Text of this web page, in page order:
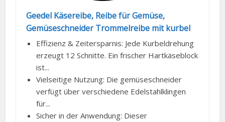
Geedel Käsereibe, Reibe für Gemüse,
Gemüseschneider Trommelreibe mit kurbel
Effizienz & Zeitersparnis: Jede Kurbeldrehung
erzeugt 12 Schnitte. Ein frischer Hartkäseblock
ist...
Vielseitige Nutzung: Die gemüseschneider
verfügt über verschiedene Edelstahlklingen
für...
Sicher in der Anwendung: Dieser